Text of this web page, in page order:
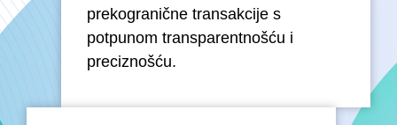
prekogranične transakcije s
potpunom transparentnošću i
preciznošću.